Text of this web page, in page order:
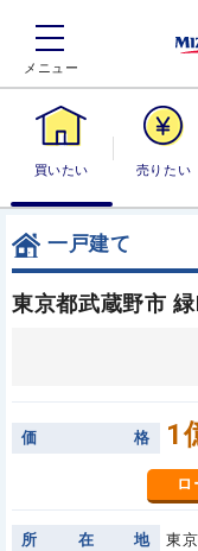
買いたい 売りたい
一戸建て
東京都武蔵野市 緑
価 格 1
ロ
所 在 地 東